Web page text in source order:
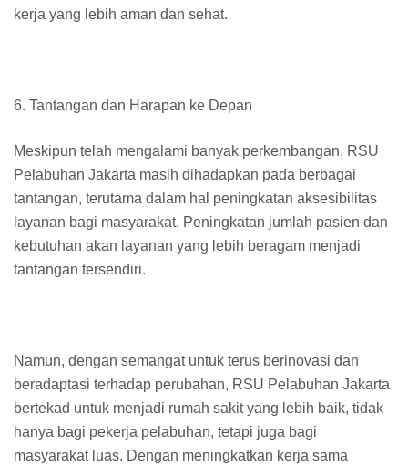
kerja yang lebih aman dan sehat.
6. Tantangan dan Harapan ke Depan
Meskipun telah mengalami banyak perkembangan, RSU
Pelabuhan Jakarta masih dihadapkan pada berbagai
tantangan, terutama dalam hal peningkatan aksesibilitas
layanan bagi masyarakat. Peningkatan jumlah pasien dan
kebutuhan akan layanan yang lebih beragam menjadi
tantangan tersendiri.
Namun, dengan semangat untuk terus berinovasi dan
beradaptasi terhadap perubahan, RSU Pelabuhan Jakarta
bertekad untuk menjadi rumah sakit yang lebih baik, tidak
hanya bagi pekerja pelabuhan, tetapi juga bagi
masyarakat luas. Dengan meningkatkan kerja sama